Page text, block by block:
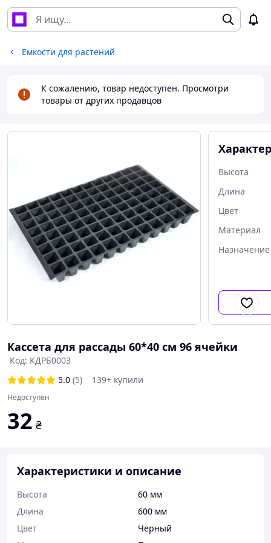
Емкости для растений
К сожалению, товар недоступен. Просмотри
товары от других продавцов
Высота
Длина
Цвет
Материал
Назначение
Кассета для рассады 60*40 см 96 ячейки
Код: КДРБ0003
5.0 (5) 139+ купили
Недоступен
32 ₴
Характеристики и описание
Высота
60 мм
Длина
600 мм
Цвет
Черный